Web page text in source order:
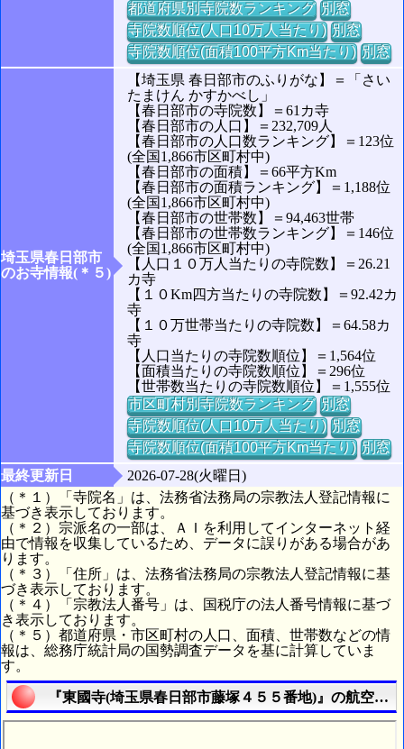
都道府県別寺院数ランキング 別窓
寺院数順位(人口10万人当たり) 別窓
寺院数順位(面積100平方Km当たり) 別窓
埼玉県春日部市
のお寺情報(＊５)
【埼玉県 春日部市のふりがな】＝「さい
たまけん かすかべし」
【春日部市の寺院数】＝61カ寺
【春日部市の人口】＝232,709人
【春日部市の人口数ランキング】＝123位
(全国1,866市区町村中)
【春日部市の面積】＝66平方Km
【春日部市の面積ランキング】＝1,188位
(全国1,866市区町村中)
【春日部市の世帯数】＝94,463世帯
【春日部市の世帯数ランキング】＝146位
(全国1,866市区町村中)
【人口１０万人当たりの寺院数】＝26.21
カ寺
【１０Km四方当たりの寺院数】＝92.42カ
寺
【１０万世帯当たりの寺院数】＝64.58カ
寺
【人口当たりの寺院数順位】＝1,564位
【面積当たりの寺院数順位】＝296位
【世帯数当たりの寺院数順位】＝1,555位
市区町村別寺院数ランキング 別窓
寺院数順位(人口10万人当たり) 別窓
寺院数順位(面積100平方Km当たり) 別窓
最終更新日
2026-07-28(火曜日)
（＊１）「寺院名」は、法務省法務局の宗教法人登記情報に
基づき表示しております。
（＊２）宗派名の一部は、ＡＩを利用してインターネット経
由で情報を収集しているため、データに誤りがある場合があ
ります。
（＊３）「住所」は、法務省法務局の宗教法人登記情報に基
づき表示しております。
（＊４）「宗教法人番号」は、国税庁の法人番号情報に基づ
き表示しております。
（＊５）都道府県・市区町村の人口、面積、世帯数などの情
報は、総務庁統計局の国勢調査データを基に計算していま
す。
『東國寺(埼玉県春日部市藤塚４５５番地)』の航空写真